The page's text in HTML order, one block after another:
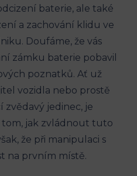
baterie, ale také
a zachování klidu ve
Doufáme, že vás
zámku baterie pobavil
poznatků. Ať už
vozidla nebo prostě
zvědavý jedinec, je
jak zvládnout tuto
že při manipulaci s
na prvním místě.